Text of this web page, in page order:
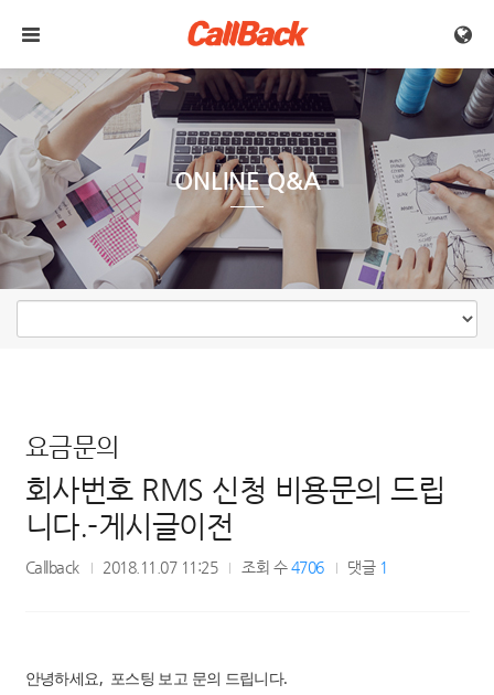
ONLINE Q&A
요금문의
회사번호 RMS 신청 비용문의 드립
니다.-게시글이전
Callback 2018.11.07 11:25 조회 수 4706 댓글 1
안녕하세요, 포스팅 보고 문의 드립니다.